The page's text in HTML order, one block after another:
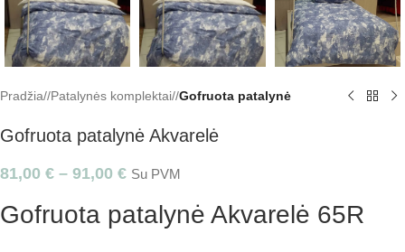
Pradžia/ Patalynės komplektai/ Gofruota patalynė
Gofruota patalynė Akvarelė
81,00 € – 91,00 € Su PVM
Gofruota patalynė Akvarelė 65R